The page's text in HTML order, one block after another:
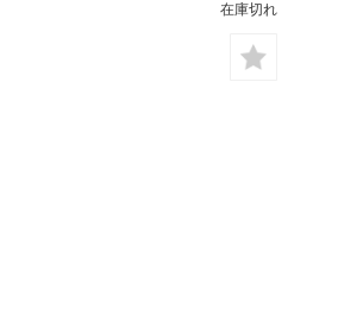
在庫切れ